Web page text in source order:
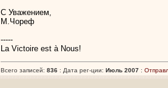
С Уважением,
М.Чореф
-----
La Victoire est à Nous!
Всего записей: 836 : Дата рег-ции: Июль 2007 :